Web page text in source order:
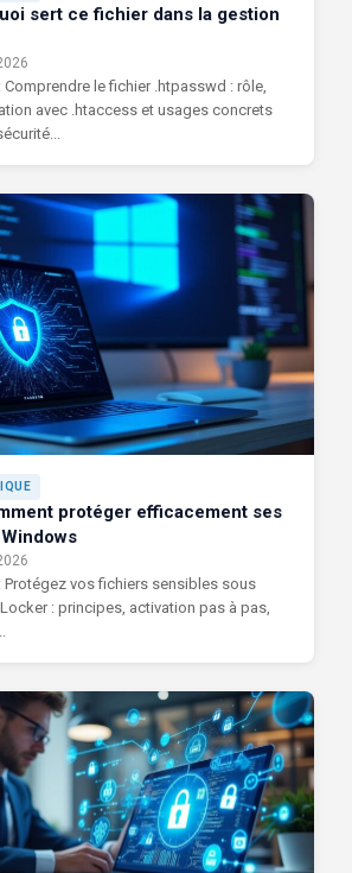
sert ce fichier dans la gestion
le fichier .htpasswd : rôle,
avec .htaccess et usages concrets
protéger efficacement ses
vos fichiers sensibles sous
: principes, activation pas à pas,